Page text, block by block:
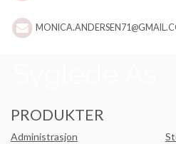
PRODUKTER
Administrasjon